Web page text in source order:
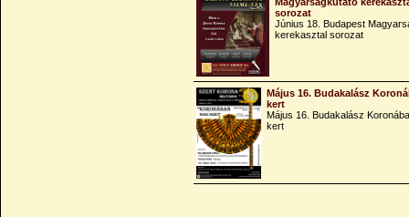
sorozat
Június 18. Budapest
kerekasztal sorozat
Május 16. Budakalász
kert
Május 16. Budakalász
kert